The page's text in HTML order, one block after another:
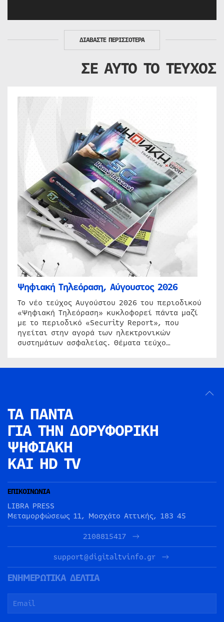
ΔΙΑΒΑΣΤΕ ΠΕΡΙΣΣΟΤΕΡΑ
ΣΕ ΑΥΤΟ ΤΟ ΤΕΥΧΟΣ
Ψηφιακή Τηλεόραση, Αύγουστος 2026
Το νέο τεύχος Αυγούστου 2026 του περιοδικού
«Ψηφιακή Τηλεόραση» κυκλοφορεί πάντα μαζί
με το περιοδικό «Security Report», που
ηγείται στην αγορά των ηλεκτρονικών
συστημάτων ασφαλείας. Θέματα τεύχο…
ΤΑ ΠΑΝΤΑ
ΓΙΑ ΤΗΝ ΔΟΡΥΦΟΡΙΚΗ
ΨΗΦΙΑΚΗ
ΚΑΙ HD TV
ΕΠΙΚΟΙΝΩΝΙΑ
LIBRA PRESS
Μεταμορφώσεως 11, Μοσχάτο Αττικής, 183 45
2108815417
support@digitaltvinfo.gr
ΕΝΗΜΕΡΩΤΙΚΑ ΔΕΛΤΙΑ